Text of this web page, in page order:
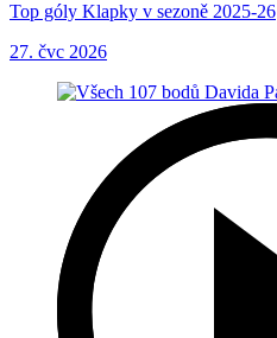
Top góly Klapky v sezoně 2025-26
27. čvc 2026